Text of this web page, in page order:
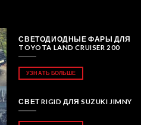
СВЕТОДИОДНЫЕ ФАРЫ ДЛЯ
TOYOTA LAND CRUISER 200
УЗНАТЬ БОЛЬШЕ
СВЕТ RIGID ДЛЯ SUZUKI JIMNY